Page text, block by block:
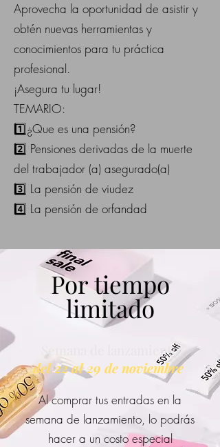
Aprovecha la oportunidad de asistir y
obtén nuevas herramientas y
conocimientos para tu práctica
profesional.
¡Asegura tu lugar!
TEMARIO:
1️⃣¿Que es una pensión?
2️⃣ Pensiones derivadas de la muerte
del trabajador (a) asegurado(a)
3️⃣ La pensión de viudez
4️⃣ La pensión de orfandad
Por tiempo
limitado
Semana de lanzamiento
del 22 al 29 de noviembre
Al comprar tus entradas en la
semana de lanzamiento, lo podrás
hacer a un costo especial